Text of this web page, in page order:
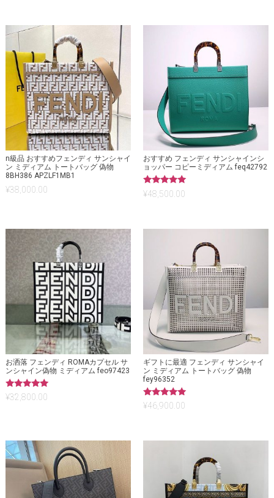
n級品 おすすめフェンディ サンシャイ
ン ミディアム トートバッグ 偽物
8BH386 APZLF1MB1
¥38,000.00
おすすめ フェンディ サンシャインシ
ョッパー コピーミディアム feq42792
5段階中
5.00
¥48,500.00
お洒落 フェンディ ROMAカプセル サ
ンシャイン偽物 ミディアム feo97423
5段階中
5.00
¥32,800.00
ギフトに最適 フェンディ サンシャイ
ン ミディアム トートバッグ 偽物
fey96352
5段階中
5.00
¥46,900.00